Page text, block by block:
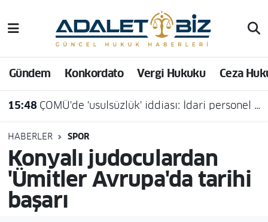
Gündem Konkordato Vergi Hukuku Ceza
15:48 ÇOMÜ'de 'usulsüzlük' iddiası: İdari personel açığa alındı
HABERLER SPOR
Konyalı judoculardan
'Ümitler Avrupa'da tarihi
başarı
Hava Durumu
Trafik Durumu
Süper Lig Puan Durumu ve Fikstür
Tüm Manşetler
Son Dakika Haberleri
Haber Arşivi